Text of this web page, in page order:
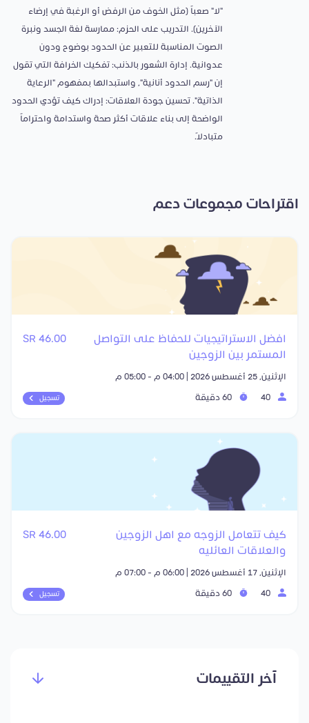
"لا" صعباً (مثل الخوف من الرفض أو الرغبة في إرضاء
الآخرين). ​التدريب على الحزم: ممارسة لغة الجسد ونبرة
الصوت المناسبة للتعبير عن الحدود بوضوح ودون
عدوانية. ​إدارة الشعور بالذنب: تفكيك الخرافة التي تقول
إن "رسم الحدود أنانية"، واستبدالها بمفهوم "الرعاية
الذاتية". ​تحسين جودة العلاقات: إدراك كيف تؤدي الحدود
الواضحة إلى بناء علاقات أكثر صحة واستدامة واحتراماً
متبادلاً.
اقتراحات مجموعات دعم
افضل الاستراتيجيات للحفاظ على التواصل
المستمر بين الزوجين
46.00 SR
الإثنين, 25 أغسطس 2026 | 04:00 م - 05:00 م
تسجيل
كيف تتعامل الزوجه مع اهل الزوجين
والعلاقات العائليه
46.00 SR
الإثنين, 17 أغسطس 2026 | 06:00 م - 07:00 م
تسجيل
آخر التقييمات